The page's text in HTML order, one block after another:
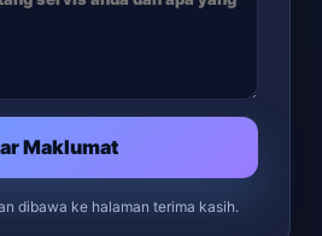
Maklumat
dibawa ke halaman terima kasih.